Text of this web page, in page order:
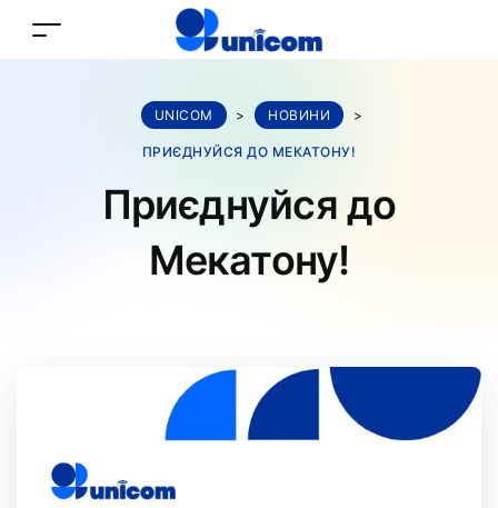
Приєднуйся до
Мекатону!
UNICOM > НОВИНИ >
ПРИЄДНУЙСЯ ДО МЕКАТОНУ!